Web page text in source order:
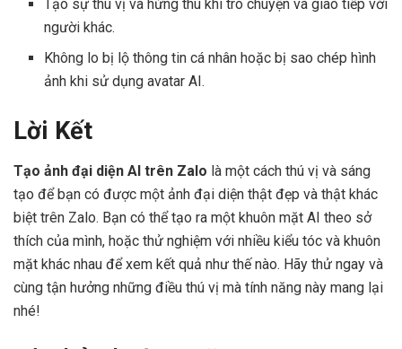
Tạo sự thú vị và hứng thú khi trò chuyện và giao tiếp với
người khác.
Không lo bị lộ thông tin cá nhân hoặc bị sao chép hình
ảnh khi sử dụng avatar AI.
Lời Kết
Tạo ảnh đại diện AI trên Zalo là một cách thú vị và sáng
tạo để bạn có được một ảnh đại diện thật đẹp và thật khác
biệt trên Zalo. Bạn có thể tạo ra một khuôn mặt AI theo sở
thích của mình, hoặc thử nghiệm với nhiều kiểu tóc và khuôn
mặt khác nhau để xem kết quả như thế nào. Hãy thử ngay và
cùng tận hưởng những điều thú vị mà tính năng này mang lại
nhé!